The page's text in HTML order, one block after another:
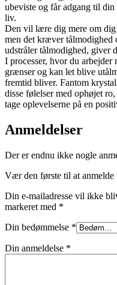
ubeviste og får adgang til
liv.
Den vil lære dig mere om dig
men det kræver tålmodighed
udstråler tålmodighed, giver
I processer, hvor du arbejder
grænser og kan let blive
fremtid bliver. Fantom
disse følelser med ophøjet
tage oplevelserne på en
Anmeldelser
Der er endnu ikke nogle
Vær den første til at anmelde
Din e-mailadresse vil ikke
markeret med *
Din bedømmelse *
Din anmeldelse *